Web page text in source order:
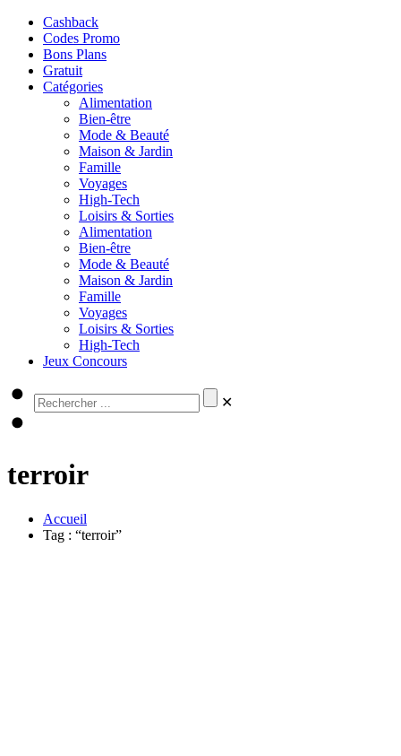
Cashback
Codes Promo
Bons Plans
Gratuit
Catégories
Alimentation
Bien-être
Mode & Beauté
Maison & Jardin
Famille
Voyages
High-Tech
Loisirs & Sorties
Alimentation
Bien-être
Mode & Beauté
Maison & Jardin
Famille
Voyages
Loisirs & Sorties
High-Tech
Jeux Concours
✕
terroir
Accueil
Tag : “terroir”